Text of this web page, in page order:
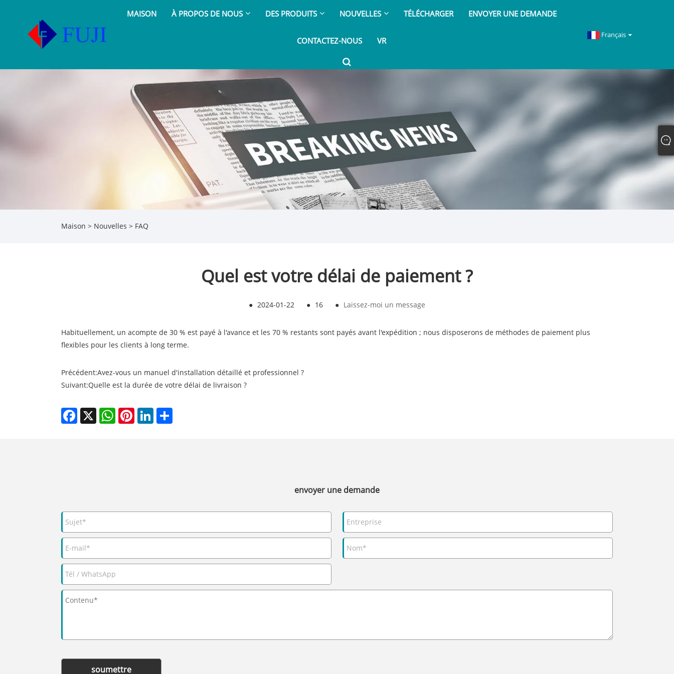
MAISON À PROPOS DE NOUS DES PRODUITS NOUVELLES TÉLÉCHARGER ENVOYER UNE DEMANDE
CONTACTEZ-NOUS VR
Français
Maison > Nouvelles > FAQ
Quel est votre délai de paiement ?
● 2024-01-22 ● 16 ● Laissez-moi un message
Habituellement, un acompte de 30 % est payé à l'avance et les 70 % restants sont payés avant l'expédition ; nous disposerons de méthodes de paiement plus
flexibles pour les clients à long terme.
Précédent:Avez-vous un manuel d'installation détaillé et professionnel ?
Suivant:Quelle est la durée de votre délai de livraison ?
Facebook
X WhatsAppPinterestLinkedIn
envoyer une demande
soumettre